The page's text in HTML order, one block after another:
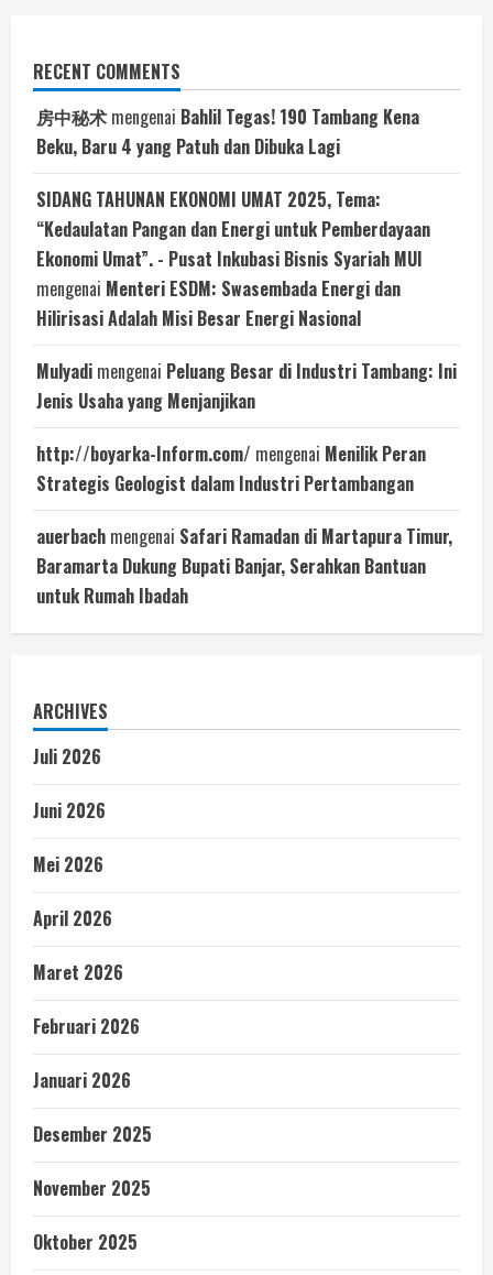
RECENT COMMENTS
房中秘术 mengenai Bahlil Tegas! 190 Tambang Kena
Beku, Baru 4 yang Patuh dan Dibuka Lagi
SIDANG TAHUNAN EKONOMI UMAT 2025, Tema:
“Kedaulatan Pangan dan Energi untuk Pemberdayaan
Ekonomi Umat”. - Pusat Inkubasi Bisnis Syariah MUI
mengenai Menteri ESDM: Swasembada Energi dan
Hilirisasi Adalah Misi Besar Energi Nasional
Mulyadi mengenai Peluang Besar di Industri Tambang: Ini
Jenis Usaha yang Menjanjikan
http://boyarka-Inform.com/ mengenai Menilik Peran
Strategis Geologist dalam Industri Pertambangan
auerbach mengenai Safari Ramadan di Martapura Timur,
Baramarta Dukung Bupati Banjar, Serahkan Bantuan
untuk Rumah Ibadah
ARCHIVES
Juli 2026
Juni 2026
Mei 2026
April 2026
Maret 2026
Februari 2026
Januari 2026
Desember 2025
November 2025
Oktober 2025